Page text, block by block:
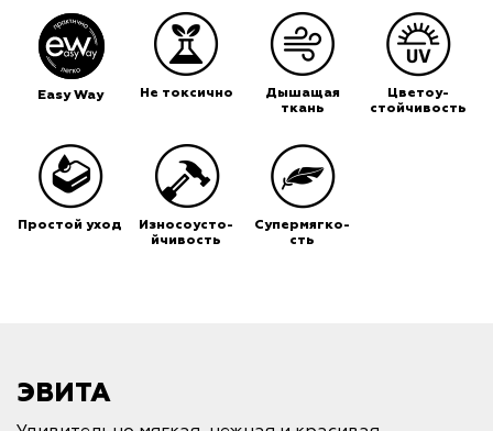
Easy Way Не токсично
Дышащая
ткань
Цветоу-
стойчивость
Простой уход
Износоусто-
йчивость
Супермягко-
сть
ЭВИТА